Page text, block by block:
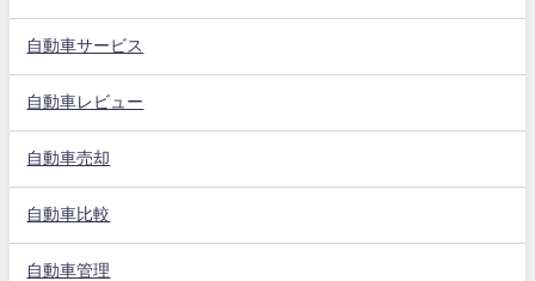
自動車サービス
自動車レビュー
自動車売却
自動車比較
自動車管理